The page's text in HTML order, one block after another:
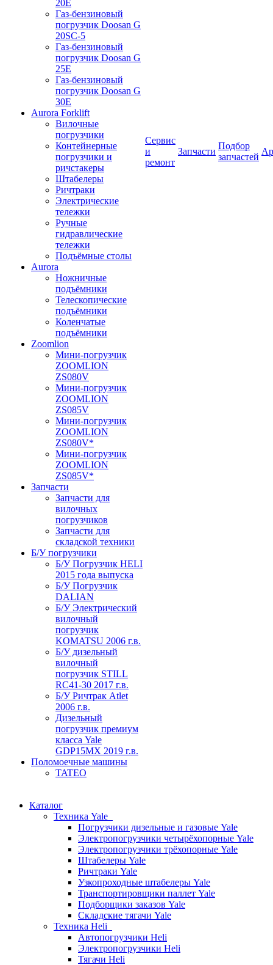
20E
Газ-бензиновый
погрузчик Doosan G
20SC-5
Газ-бензиновый
погрузчик Doosan G
25E
Газ-бензиновый
погрузчик Doosan G
30E
Aurora Forklift
Вилочные
погрузчики
Контейнерные
погрузчики и
ричстакеры
Штабелеры
Ричтраки
Электрические
тележки
Ручные
гидравлические
тележки
Подъёмные столы
Aurora
Ножничные
подъёмники
Телескопические
подъёмники
Коленчатые
подъёмники
Zoomlion
Мини-погрузчик
ZOOMLION
ZS080V
Мини-погрузчик
ZOOMLION
ZS085V
Мини-погрузчик
ZOOMLION
ZS080V*
Мини-погрузчик
ZOOMLION
ZS085V*
Запчасти
Запчасти для
вилочных
погрузчиков
Запчасти для
складской техники
Б/У погрузчики
Б/У Погрузчик HELI
2015 года выпуска
Б/У Погрузчик
DALIAN
Б/У Электрический
вилочный
погрузчик
KOMATSU 2006 г.в.
Б/У дизельный
вилочный
погрузчик STILL
RC41-30 2017 г.в.
Б/У Ричтрак Atlet
2006 г.в.
Дизельный
погрузчик премиум
класса Yale
GDP15MX 2019 г.в.
Поломоечные машины
TATEO
Сервис
и
ремонт
Запчасти
Подбор
запчастей
Каталог
Техника Yale
Погрузчики дизельные и газовые Yale
Электропогрузчики четырёхопорные Yale
Электропогрузчики трёхопорные Yale
Штабелеры Yale
Ричтраки Yale
Узкопроходные штабелеры Yale
Транспортировщики паллет Yale
Подборщики заказов Yale
Складские тягачи Yale
Техника Heli
Автопогрузчики Heli
Электропогрузчики Heli
Тягачи Heli